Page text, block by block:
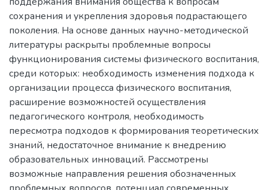
сохранения и укрепления здоровья подрастающего
поколения. На основе данных научно-методической
литературы раскрыты проблемные вопросы
функционирования системы физического воспитания,
среди которых: необходимость изменения подхода к
организации процесса физического воспитания,
расширение возможностей осуществления
педагогического контроля, необходимость
пересмотра подходов к формирования теоретических
знаний, недостаточное внимание к внедрению
образовательных инноваций. Рассмотрены
возможные направления решения обозначенных